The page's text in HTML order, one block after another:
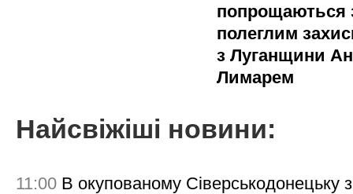
попрощаються
полеглим
з Луганщини
Лимарем
Найсвіжіші новини:
11:00 В окупованому Сіверськодонецьку